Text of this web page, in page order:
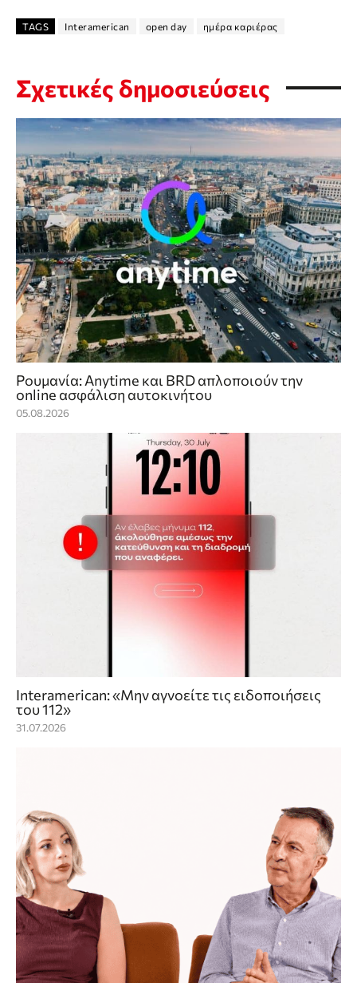
TAGS Interamerican open day ημέρα καριέρας
Σχετικές δημοσιεύσεις
Ρουμανία: Anytime και BRD απλοποιούν την
online ασφάλιση αυτοκινήτου
05.08.2026
Interamerican: «Μην αγνοείτε τις ειδοποιήσεις
του 112»
31.07.2026